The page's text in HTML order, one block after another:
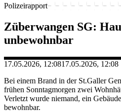
Polizeirapport
Züberwangen SG:
unbewohnbar
17.05.2026, 12:0817.05.2026, 12:08
Bei einem Brand in der St.Galler
frühen Sonntagmorgen zwei
Verletzt wurde niemand, ein
bewohnbar.